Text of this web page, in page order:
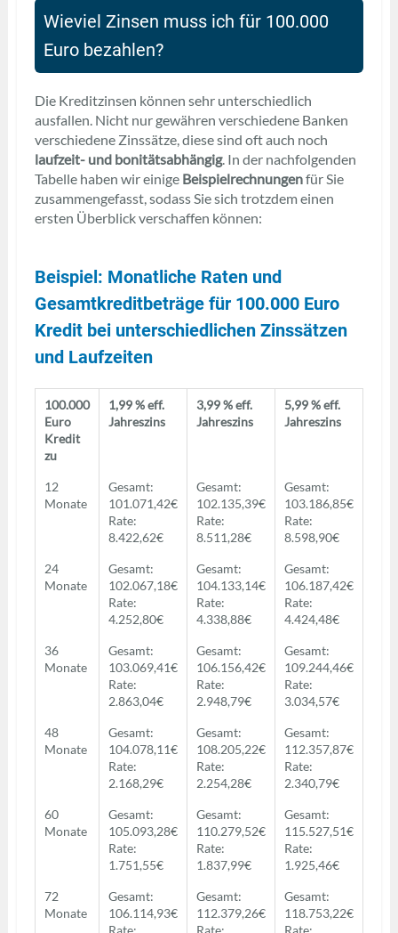
Wieviel Zinsen muss ich für 100.000
Euro bezahlen?
Die Kreditzinsen können sehr unterschiedlich
ausfallen. Nicht nur gewähren verschiedene Banken
verschiedene Zinssätze, diese sind oft auch noch
laufzeit- und bonitätsabhängig. In der nachfolgenden
Tabelle haben wir einige Beispielrechnungenfür Sie
zusammengefasst, sodass Sie sich trotzdem einen
ersten Überblick verschaffen können:
Beispiel: Monatliche Raten und
Gesamtkreditbeträge für 100.000 Euro
Kredit bei unterschiedlichen Zinssätzen
und Laufzeiten
100.000
Euro
Kredit
zu
1,99 % eff.
Jahreszins
3,99 % eff.
Jahreszins
5,99 % eff.
Jahreszins
12
Monate
Gesamt:
101.071,42€
Rate:
8.422,62€
Gesamt:
102.135,39€
Rate:
8.511,28€
Gesamt:
103.186,85€
Rate:
8.598,90€
24
Monate
Gesamt:
102.067,18€
Rate:
4.252,80€
Gesamt:
104.133,14€
Rate:
4.338,88€
Gesamt:
106.187,42€
Rate:
4.424,48€
36
Monate
Gesamt:
103.069,41€
Rate:
2.863,04€
Gesamt:
106.156,42€
Rate:
2.948,79€
Gesamt:
109.244,46€
Rate:
3.034,57€
48
Monate
Gesamt:
104.078,11€
Rate:
2.168,29€
Gesamt:
108.205,22€
Rate:
2.254,28€
Gesamt:
112.357,87€
Rate:
2.340,79€
60
Monate
Gesamt:
105.093,28€
Rate:
1.751,55€
Gesamt:
110.279,52€
Rate:
1.837,99€
Gesamt:
115.527,51€
Rate:
1.925,46€
72
Monate
Gesamt:
106.114,93€
Rate:
Gesamt:
112.379,26€
Rate:
Gesamt:
118.753,22€
Rate: